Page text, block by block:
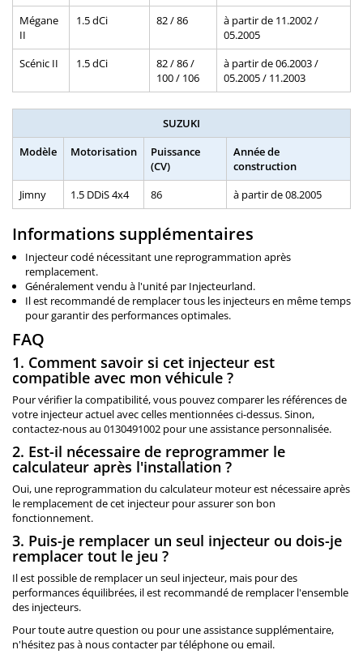
Mégane
II
1.5 dCi 82 / 86
à partir de 11.2002 /
05.2005
Scénic II
1.5 dCi
82 / 86 /
100 / 106
à partir de 06.2003 /
05.2005 / 11.2003
SUZUKI
Modèle
Motorisation
Puissance
(CV)
Année de
construction
Jimny
1.5 DDiS 4x4 86 à partir de 08.2005
Informations supplémentaires
Injecteur codé nécessitant une reprogrammation après
remplacement.
Généralement vendu à l'unité par Injecteurland.
Il est recommandé de remplacer tous les injecteurs en même temps
pour garantir des performances optimales.
FAQ
1. Comment savoir si cet injecteur est
compatible avec mon véhicule ?
Pour vérifier la compatibilité, vous pouvez comparer les références de
votre injecteur actuel avec celles mentionnées ci-dessus. Sinon,
contactez-nous au 0130491002 pour une assistance personnalisée.
2. Est-il nécessaire de reprogrammer le
calculateur après l'installation ?
Oui, une reprogrammation du calculateur moteur est nécessaire après
le remplacement de cet injecteur pour assurer son bon
fonctionnement.
3. Puis-je remplacer un seul injecteur ou dois-je
remplacer tout le jeu ?
Il est possible de remplacer un seul injecteur, mais pour des
performances équilibrées, il est recommandé de remplacer l'ensemble
des injecteurs.
Pour toute autre question ou pour une assistance supplémentaire,
n'hésitez pas à nous contacter par téléphone ou email.